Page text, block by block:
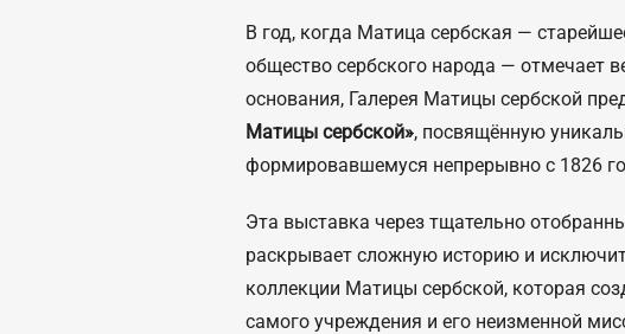
В год, когда Матица сербская —
общество сербского народа — отмечает
основания, Галерея Матицы сербской
Матицы сербской», посвящённую
формировавшемуся непрерывно с 1826
Эта выставка через тщательно
раскрывает сложную историю и
коллекции Матицы сербской, которая
самого учреждения и его неизменной